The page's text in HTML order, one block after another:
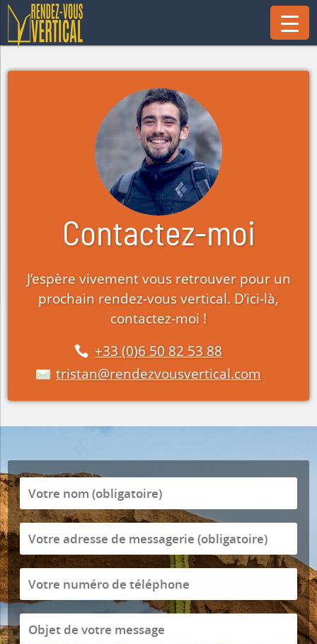
Contactez-moi
J’espère vivement vous retrouver pour un
prochain rendez-vous vertical. D’ici-là,
contactez-moi !
+33 (0)6 50 82 53 88
tristan@rendezvousvertical.com